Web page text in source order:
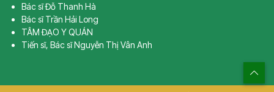
Bác sĩ Đỗ Thanh Hà
Bác sĩ Trần Hải Long
TÂM ĐẠO Y QUÁN
Tiến sĩ, Bác sĩ Nguyễn Thị Vân Anh